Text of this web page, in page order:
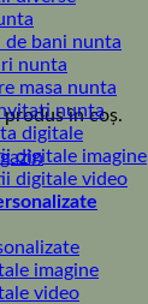
în coș.
de bani nunta
nunta
masa nunta
nunta
digitale
digitale imagine
digitale video
imagine
video